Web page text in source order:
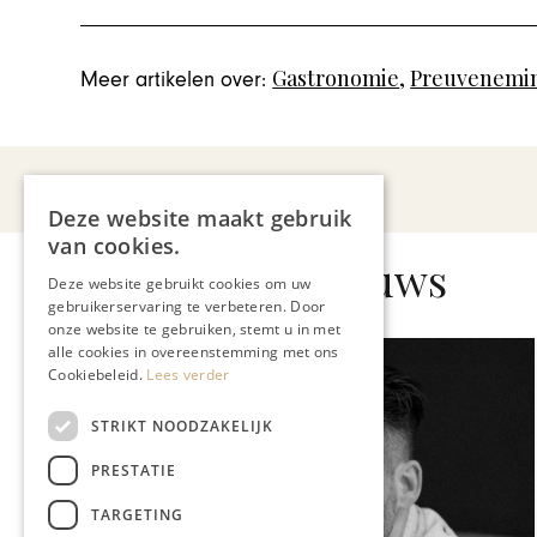
Meer artikelen over: Gastronomie,
Gerelateerd nieuws
Deze website maakt gebruik
van cookies.
Deze website gebruikt cookies om uw
gebruikerservaring te verbeteren. Door
onze website te gebruiken, stemt u in met
alle cookies in overeenstemming met ons
Cookiebeleid. Lees verder
STRIKT NOODZAKELIJK
PRESTATIE
TARGETING